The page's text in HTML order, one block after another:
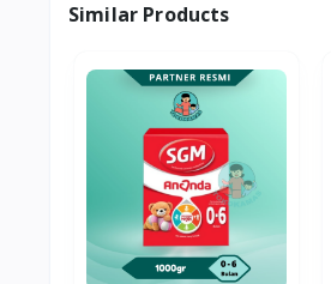
Similar Products